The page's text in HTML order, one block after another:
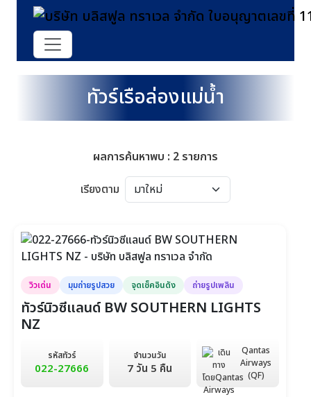
ทัวร์เรือล่องแม่น้ำ
ผลการค้นหาพบ : 2 รายการ
เรียงตาม
วิวเด่น มุมถ่ายรูปสวย จุดเช็คอินดัง ถ่ายรูปเพลิน
ทัวร์นิวซีแลนด์ BW SOUTHERN LIGHTS
NZ
รหัสทัวร์
022-27666
จำนวนวัน
7 วัน 5 คืน
Qantas
Airways
(QF)